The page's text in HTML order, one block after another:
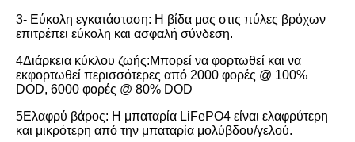
3- Εύκολη εγκατάσταση: Η βίδα μας στις πύλες βρόχων
επιτρέπει εύκολη και ασφαλή σύνδεση.
4Διάρκεια κύκλου ζωής:Μπορεί να φορτωθεί και να
εκφορτωθεί περισσότερες από 2000 φορές @ 100%
DOD, 6000 φορές @ 80% DOD
5Ελαφρύ βάρος: Η μπαταρία LiFePO4 είναι ελαφρύτερη
και μικρότερη από την μπαταρία μολύβδου/γελού.